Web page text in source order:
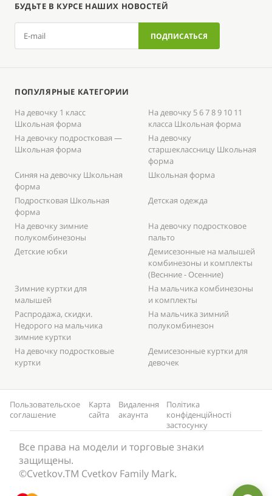
БУДЬТЕ В КУРСЕ НАШИХ НОВОСТЕЙ
ПОПУЛЯРНЫЕ КАТЕГОРИИ
На девочку 1 класс
Школьная форма
На девочку 5 6 7 8 9 10 11
класса Школьная форма
На девочку подростковая —
Школьная форма
На девочку
старшеклассницу Школьная
форма
Синяя на девочку Школьная
форма
Школьная форма
Подростковая Школьная
форма
Детская одежда
На девочку зимние
полукомбинезоны
На девочку подростковое
пальто
Детские юбки
Демисезонные на малышей
комбинезоны и комплекты
(Веснние - Осенние)
Зимние куртки для
малышей
На мальчика комбинезоны
и комплекты
Распродажа, скидки.
Недорого на мальчика
зимние куртки
На мальчика зимний
полукомбинезон
На девочку подростковые
куртки
Демисезонные куртки для
девочек
Пользовательское
соглашение
Карта
сайта
Видалення
акаунта
Політика
конфіденційності
застосунку
Все права на модели и торговые знаки
защищены.
©Cvetkov.TM Cvetkov Family Mark.
Добро пожаловать в наш